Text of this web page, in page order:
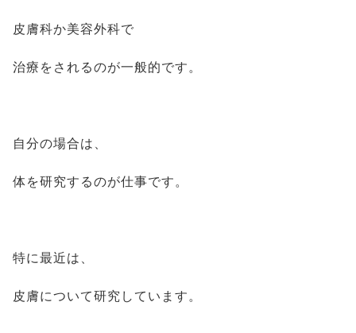
皮膚科か美容外科で
治療をされるのが一般的です。
自分の場合は、
体を研究するのが仕事です。
特に最近は、
皮膚について研究しています。